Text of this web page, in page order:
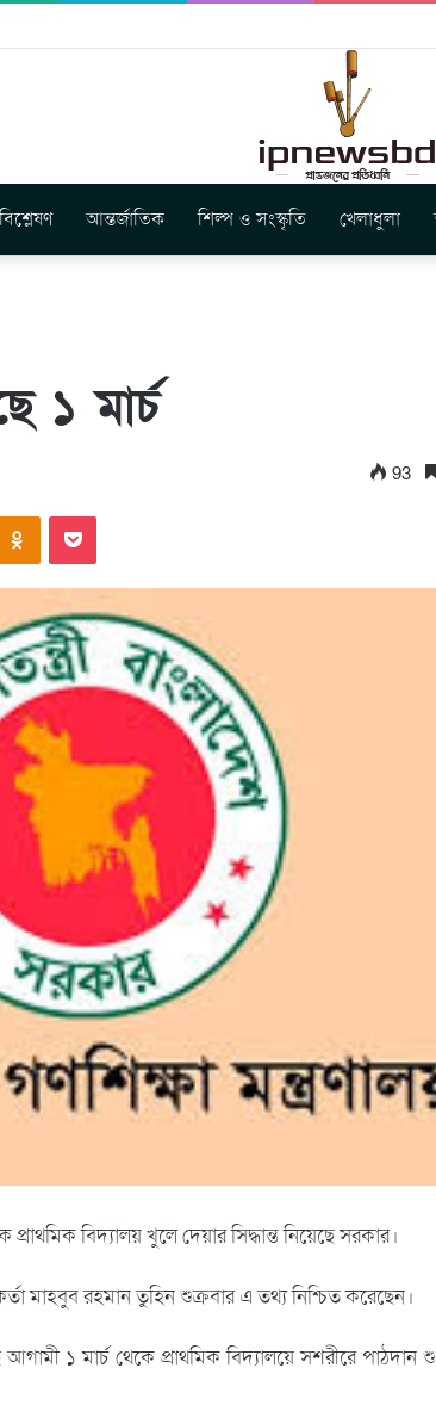
দি রাবুগার নতুন গান ‘Baljanggi’
আন্তর্জাতিক শিল্প ও সংস্কৃতি খেলাধুলা
১ মার্চ
93
বিদ্যালয় খুলে দেয়ার সিদ্ধান্ত নিয়েছে সরকার।
মাহবুব রহমান তুহিন শুক্রবার এ তথ্য নিশ্চিত করেছেন।
আগামী ১ মার্চ থেকে প্রাথমিক বিদ্যালয়ে সশরীরে